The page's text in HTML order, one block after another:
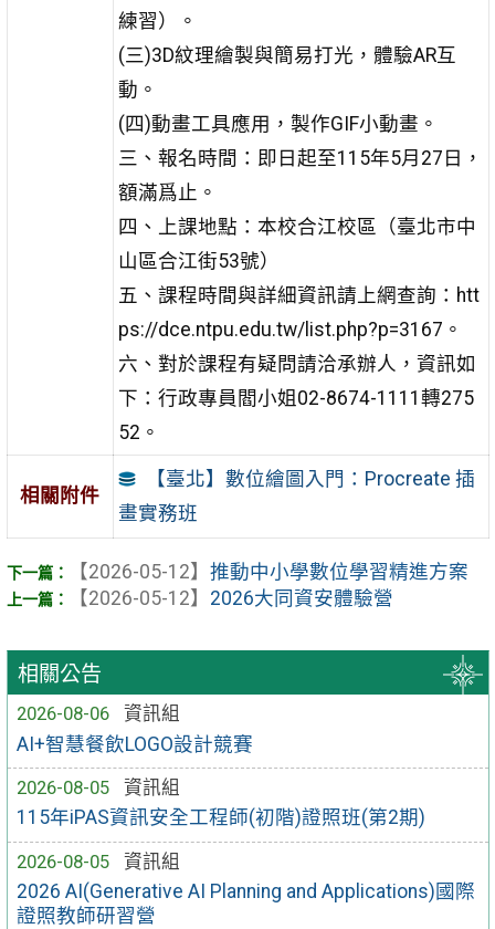
相關公告
2026-08-06
資訊組
AI+智慧餐飲LOGO設計競賽
2026-08-05
資訊組
115年iPAS資訊安全工程師(初階)證照班(第2期)
2026-08-05
資訊組
2026 AI(Generative AI Planning and Applications)國際
證照教師研習營
練習）。
(三)3D紋理繪製與簡易打光，體驗AR互
動。
(四)動畫工具應用，製作GIF小動畫。
三、報名時間：即日起至115年5月27日，
額滿爲止。
四、上課地點：本校合江校區（臺北市中
山區合江街53號）
五、課程時間與詳細資訊請上網查詢：htt
ps://dce.ntpu.edu.tw/list.php?p=3167。
六、對於課程有疑問請洽承辦人，資訊如
下：行政專員閻小姐02-8674-1111轉275
52。
相關附件
【臺北】數位繪圖入門：Procreate 插
畫實務班
【2026-05-12】 推動中小學數位學習精進方案
【2026-05-12】 2026大同資安體驗營